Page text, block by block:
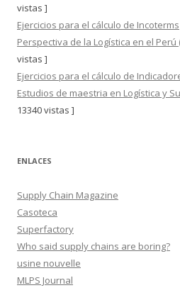
vistas ]
Ejercicios para el cálculo de Incoterms
Perspectiva de la Logística en el
vistas ]
Ejercicios para el cálculo de
Estudios de maestria en Logística y
13340 vistas ]
ENLACES
Supply Chain Magazine
Casoteca
Superfactory
Who said supply chains are boring?
usine nouvelle
MLPS Journal